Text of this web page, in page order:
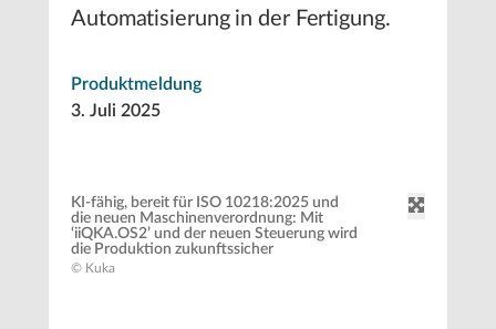
Automatisierung in der Fertigung.
Produktmeldung
3. Juli 2025
KI-fähig, bereit für ISO 10218:2025 und
die neuen Maschinenverordnung: Mit
‘iiQKA.OS2’ und der neuen Steuerung wird
die Produktion zukunftssicher
© Kuka